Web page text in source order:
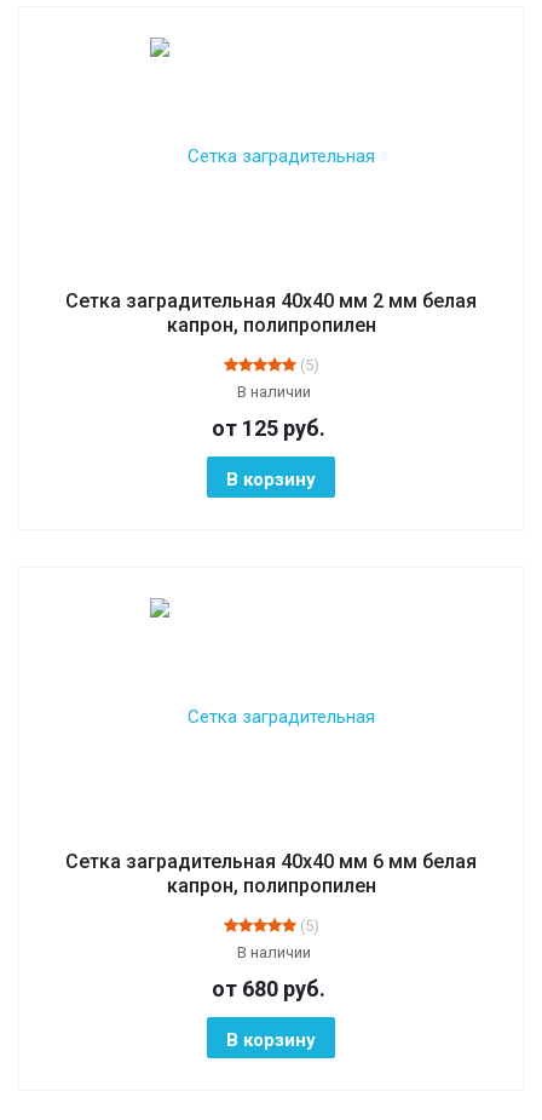
Сетка заградительная 40х40 мм 2 мм белая
капрон, полипропилен
(5)
В наличии
от 125 руб.
В корзину
Сетка заградительная 40х40 мм 6 мм белая
капрон, полипропилен
(5)
В наличии
от 680 руб.
В корзину